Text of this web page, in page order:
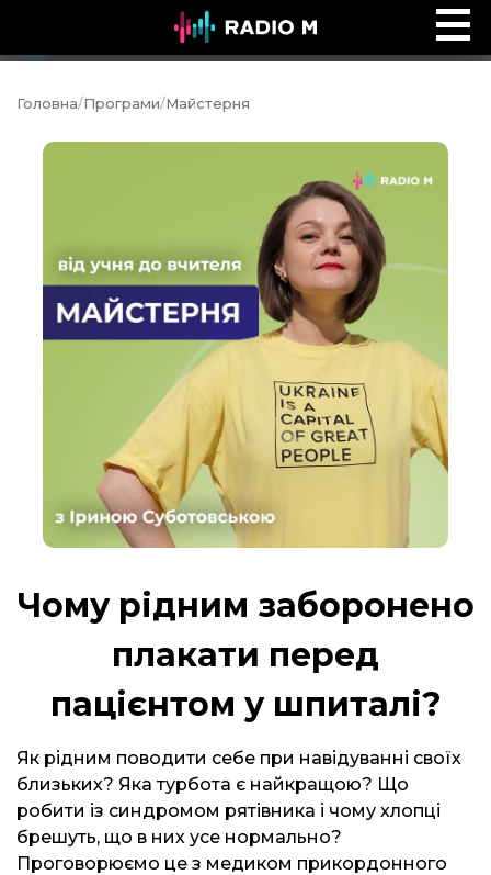
Ефір Radio M
Головна/Програми/Майстерня
Чому рідним заборонено
плакати перед
пацієнтом у шпиталі?
Як рідним поводити себе при навідуванні своїх
близьких? Яка турбота є найкращою? Що
робити із синдромом рятівника і чому хлопці
брешуть, що в них усе нормально?
Проговорюємо це з медиком прикордонного